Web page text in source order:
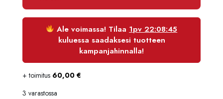
Ale voimassa! Tilaa 1pv 22:08:45
kuluessa saadaksesi tuotteen
kampanjahinnalla!
+ toimitus 60,00 €
3 varastossa